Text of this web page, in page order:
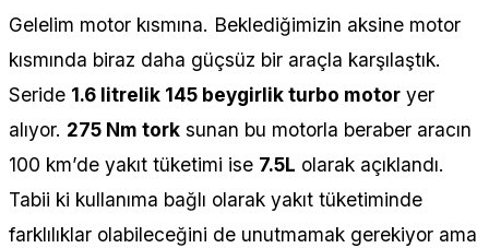
Gelelim motor kısmına. Beklediğimizin aksine motor
kısmında biraz daha güçsüz bir araçla karşılaştık.
Seride 1.6 litrelik 145 beygirlik turbo motor yer
alıyor. 275 Nm tork sunan bu motorla beraber aracın
100 km’de yakıt tüketimi ise 7.5L olarak açıklandı.
Tabii ki kullanıma bağlı olarak yakıt tüketiminde
farklılıklar olabileceğini de unutmamak gerekiyor ama